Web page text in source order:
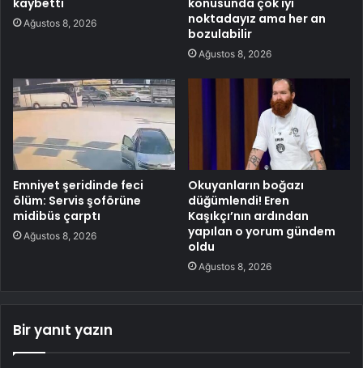
kaybetti
Ağustos 8, 2026
konusunda çok iyi
noktadayız ama her an
bozulabilir
Ağustos 8, 2026
Emniyet şeridinde feci
ölüm: Servis şoförüne
midibüs çarptı
Ağustos 8, 2026
Okuyanların boğazı
düğümlendi! Eren
Kaşıkçı’nın ardından
yapılan o yorum gündem
oldu
Ağustos 8, 2026
Bir yanıt yazın